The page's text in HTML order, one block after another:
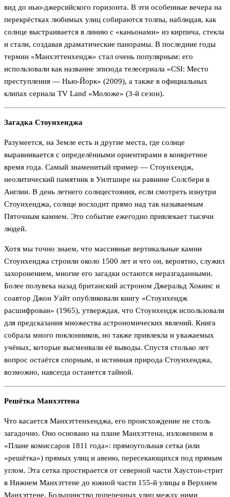
вид до нью-джерсийского горизонта. В эти особенные вечера на
перекрёстках любимых улиц собираются толпы, наблюдая, как
солнце выстраивается в линию с «каньонами» из кирпича, стекла
и стали, создавая драматические панорамы. В последние годы
термин «Манхэттенхендж» стал очень популярным: его
использовали как название эпизода телесериала «CSI: Место
преступления — Нью-Йорк» (2009), а также в официальных
клипах сериала TV Land «Моложе» (3-й сезон).
Загадка Стоунхенджа
Разумеется, на Земле есть и другие места, где солнце
выравнивается с определёнными ориентирами в конкретное
время года. Самый знаменитый пример — Стоунхендж,
неолитический памятник в Уилтшире на равнине Солсбери в
Англии. В день летнего солнцестояния, если смотреть изнутри
Стоунхенджа, солнце восходит прямо над так называемым
Пяточным камнем. Это событие ежегодно привлекает тысячи
людей.
Хотя мы точно знаем, что массивные вертикальные камни
Стоунхенджа строили около 1500 лет и что он, вероятно, служил
захоронением, многие его загадки остаются неразгаданными.
Более полувека назад британский астроном Джеральд Хокинс и
соавтор Джон Уайт опубликовали книгу «Стоунхендж
расшифрован» (1965), утверждая, что Стоунхендж использовали
для предсказания множества астрономических явлений. Книга
собрала много поклонников, но также привлекла и уважаемых
учёных, которые высмеивали её выводы. Спустя столько лет
вопрос остаётся спорным, и истинная природа Стоунхенджа,
возможно, навсегда останется тайной.
Решётка Манхэттена
Что касается Манхэттенхенджа, его происхождение не столь
загадочно. Оно основано на плане Манхэттена, изложенном в
«Плане комиссаров 1811 года»: прямоугольная сетка (или
«решётка») прямых улиц и авеню, пересекающихся под прямым
углом. Эта сетка простирается от северной части Хаустон-стрит
в Нижнем Манхэттене до южной части 155-й улицы в Верхнем
Манхэттене. Большинство поперечных улиц между ними